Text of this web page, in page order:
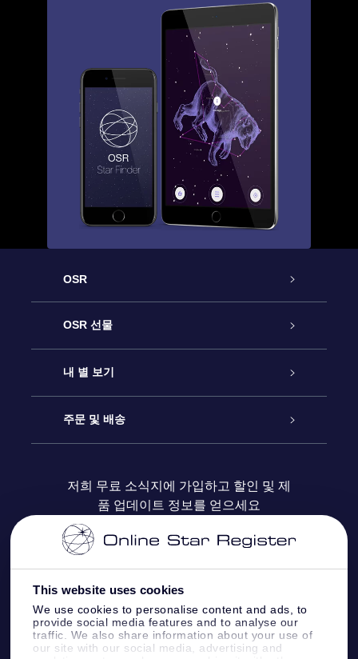
This website uses cookies
We use cookies to personalise content and ads, to
provide social media features and to analyse our
traffic. We also share information about your use of
our site with our social media, advertising and
OSR
고객 서비스
연락처
블로그
OSR 선물
온라인 별 선물
OSR 선물 팩
OSR 상품권
기업 선물
내 별 보기
Star Register
맞춤 별 페이지
One Million Stars
Fly me to the stars VR 앱
주문 및 배송
결제 정보
배송 정보
환불 정책
별자리
저희 무료 소식지에 가입하고 할인 및 제
품 업데이트 정보를 얻으세요